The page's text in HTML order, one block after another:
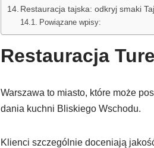
Restauracja tajska: odkryj smaki
Powiązane wpisy:
Restauracja
Warszawa to miasto, które może
dania kuchni Bliskiego Wschodu.
Klienci szczególnie doceniają